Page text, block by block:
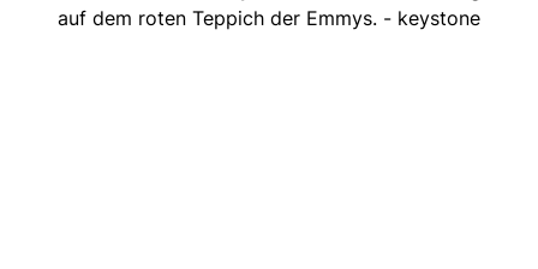
auf dem roten Teppich der Emmys. - keystone